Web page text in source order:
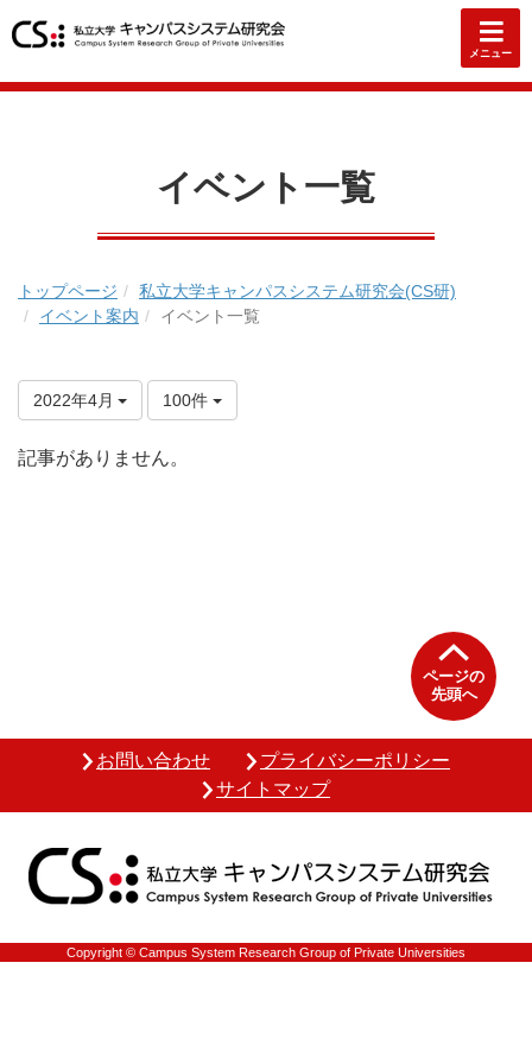
メニュー
イベント一覧
トップページ
私立大学キャンパスシステム研究会(CS研)
イベント案内
イベント一覧
2022年4月 100件
記事がありません。
ページの
先頭へ
お問い合わせ
プライバシーポリシー
サイトマップ
Copyright © Campus System Research Group of Private Universities